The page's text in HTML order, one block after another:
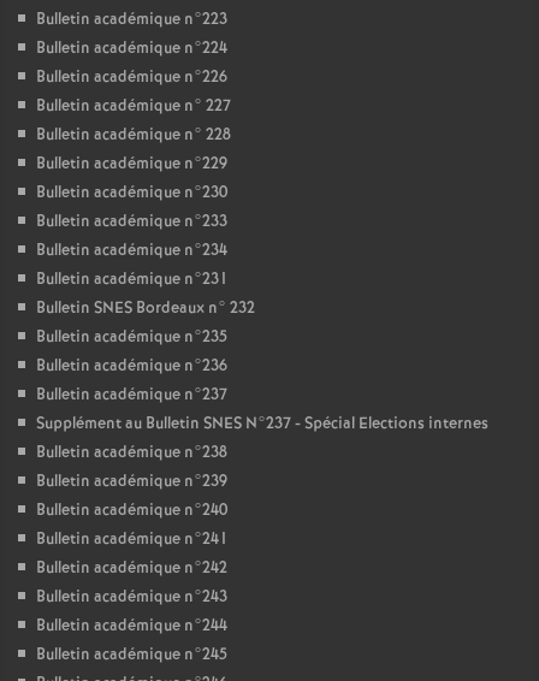
Bulletin académique n°223
Bulletin académique n°224
Bulletin académique n°226
Bulletin académique n° 227
Bulletin académique n° 228
Bulletin académique n°229
Bulletin académique n°230
Bulletin académique n°233
Bulletin académique n°234
Bulletin académique n°231
Bulletin SNES Bordeaux n° 232
Bulletin académique n°235
Bulletin académique n°236
Bulletin académique n°237
Supplément au Bulletin SNES N°237 - Spécial Elections internes
Bulletin académique n°238
Bulletin académique n°239
Bulletin académique n°240
Bulletin académique n°241
Bulletin académique n°242
Bulletin académique n°243
Bulletin académique n°244
Bulletin académique n°245